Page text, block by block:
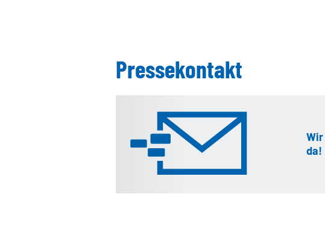
Pressekontakt
da!